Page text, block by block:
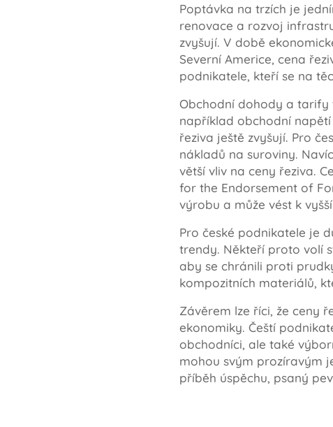
Poptávka na trzích je
renovace a rozvoj
zvyšují. V době
Severní Americe, cena
podnikatele, kteří se na
Obchodní dohody a tarify
například obchodní napětí
řeziva ještě zvyšují. Pro
nákladů na suroviny.
větší vliv na ceny řeziva.
for the Endorsement of
výrobu a může vést k
Pro české podnikatele je
trendy. Někteří proto volí
aby se chránili proti
kompozitních materiálů,
Závěrem lze říci, že ceny
ekonomiky. Čeští
obchodníci, ale také
mohou svým prozíravým
příběh úspěchu, psaný